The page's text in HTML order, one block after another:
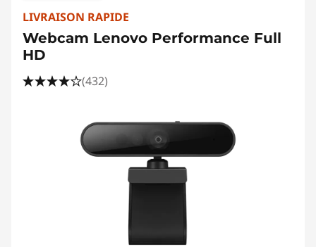
LIVRAISON RAPIDE
Webcam Lenovo Performance Full
HD
(432)